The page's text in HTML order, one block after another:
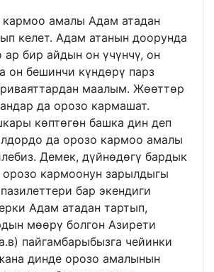
кармоо амалы Адам атадан
келет. Адам атанын доорунда
бир айдын он үчүнчү, он
он бешинчи күндөрү парз
маалым. Жөөттөр
да орозо кармашат.
көптөгөн башка дин деп
да орозо кармоо амалы
Демек, дүйнөдөгү бардык
орозо кармоонун зарылдыгы
бар экендиги
Адам атадан тартып,
мөөрү болгон Азирети
пайгамбарыбызга чейинки
динде орозо амалынын